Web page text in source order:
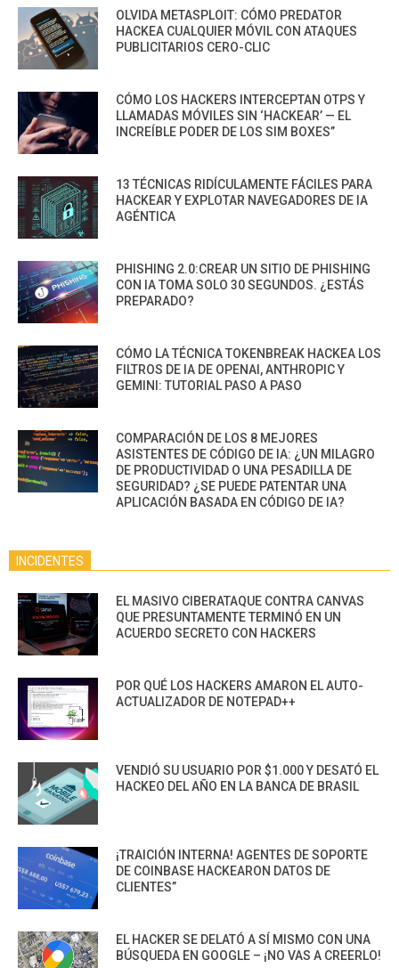
OLVIDA METASPLOIT: CÓMO PREDATOR
HACKEA CUALQUIER MÓVIL CON ATAQUES
PUBLICITARIOS CERO-CLIC
CÓMO LOS HACKERS INTERCEPTAN OTPS Y
LLAMADAS MÓVILES SIN ‘HACKEAR’ — EL
INCREÍBLE PODER DE LOS SIM BOXES”
13 TÉCNICAS RIDÍCULAMENTE FÁCILES PARA
HACKEAR Y EXPLOTAR NAVEGADORES DE IA
AGÉNTICA
PHISHING 2.0:CREAR UN SITIO DE PHISHING
CON IA TOMA SOLO 30 SEGUNDOS. ¿ESTÁS
PREPARADO?
CÓMO LA TÉCNICA TOKENBREAK HACKEA LOS
FILTROS DE IA DE OPENAI, ANTHROPIC Y
GEMINI: TUTORIAL PASO A PASO
COMPARACIÓN DE LOS 8 MEJORES
ASISTENTES DE CÓDIGO DE IA: ¿UN MILAGRO
DE PRODUCTIVIDAD O UNA PESADILLA DE
SEGURIDAD? ¿SE PUEDE PATENTAR UNA
APLICACIÓN BASADA EN CÓDIGO DE IA?
INCIDENTES
EL MASIVO CIBERATAQUE CONTRA CANVAS
QUE PRESUNTAMENTE TERMINÓ EN UN
ACUERDO SECRETO CON HACKERS
POR QUÉ LOS HACKERS AMARON EL AUTO-
ACTUALIZADOR DE NOTEPAD++
VENDIÓ SU USUARIO POR $1.000 Y DESATÓ EL
HACKEO DEL AÑO EN LA BANCA DE BRASIL
¡TRAICIÓN INTERNA! AGENTES DE SOPORTE
DE COINBASE HACKEARON DATOS DE
CLIENTES”
EL HACKER SE DELATÓ A SÍ MISMO CON UNA
BÚSQUEDA EN GOOGLE – ¡NO VAS A CREERLO!